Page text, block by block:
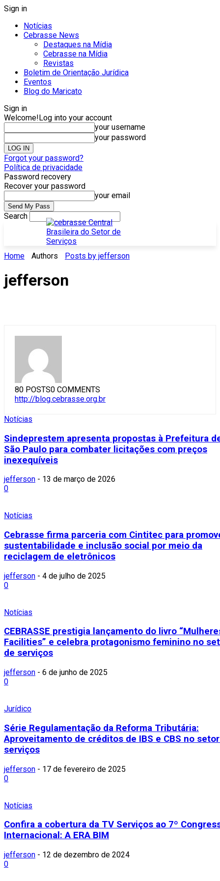
Sign in
Notícias
Cebrasse News
Destaques na Mídia
Cebrasse na Mídia
Revistas
Boletim de Orientação Jurídica
Eventos
Blog do Maricato
Sign in
Welcome!Log into your account
your username
your password
Forgot your password?
Política de privacidade
Password recovery
Recover your password
your email
Search
Home Authors Posts by jefferson
jefferson
80 POSTS0 COMMENTS
http://blog.cebrasse.org.br
Notícias
Sindeprestem apresenta propostas à Prefeitura
São Paulo para combater licitações com preços
inexequíveis
jefferson - 13 de março de 2026
0
Notícias
Cebrasse firma parceria com Cintitec para
sustentabilidade e inclusão social por meio da
reciclagem de eletrônicos
jefferson - 4 de julho de 2025
0
Notícias
CEBRASSE prestigia lançamento do livro
Facilities” e celebra protagonismo feminino no
de serviços
jefferson - 6 de junho de 2025
0
Jurídico
Série Regulamentação da Reforma Tributária:
Aproveitamento de créditos de IBS e CBS no
serviços
jefferson - 17 de fevereiro de 2025
0
Notícias
Confira a cobertura da TV Serviços ao 7º
Internacional: A ERA BIM
jefferson - 12 de dezembro de 2024
0